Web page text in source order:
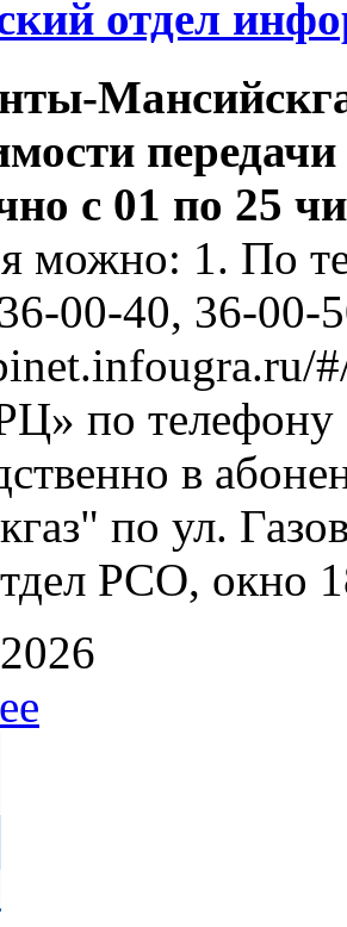
отдел
с 01 по 25
можно: 1. По
00-40, 36-00-
по телефону
в
по ул.
РСО, окно